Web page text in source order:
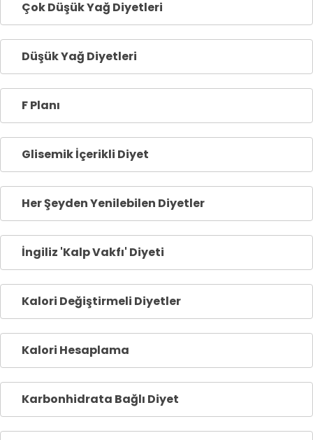
Çok Düşük Yağ Diyetleri
Düşük Yağ Diyetleri
F Planı
Glisemik İçerikli Diyet
Her Şeyden Yenilebilen Diyetler
İngiliz 'Kalp Vakfı' Diyeti
Kalori Değiştirmeli Diyetler
Kalori Hesaplama
Karbonhidrata Bağlı Diyet